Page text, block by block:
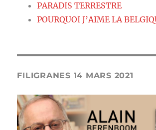
PARADIS TERRESTRE
POURQUOI J’AIME LA
FILIGRANES 14 MARS 2021